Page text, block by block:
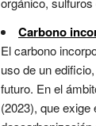
Carbono
El carbono
uso de un
futuro. En el
(2023), que